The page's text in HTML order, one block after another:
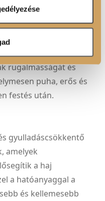
gyűjtöttek.
formuláját
amely mélyen
rugalmasságát és
puha, erős és
festés után.
gyulladáscsökkentő
amelyek
a haj
a hatóanyaggal a
és kellemesebb